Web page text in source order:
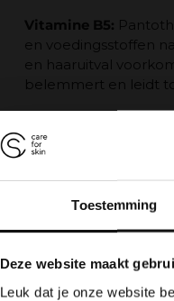
Toestemming
Deze website maakt
Leuk dat je onze website
Vitamine B5:
en voedingsstoffen
en haaruitval
belemmert en leidt
Het blijft niet lang in
inname is 30 mcg
of door
huid en nagels.
Vitamine B9:
verliezen en grijzer